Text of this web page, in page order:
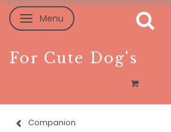
Skifte navigation
Menu
For Cute Dog's
Companion